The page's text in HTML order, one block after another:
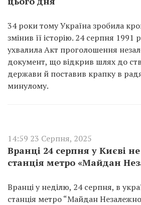
34 роки тому Україна зробила
змінив її історію. 24 серпня 1991
ухвалила Акт проголошення
документ, що відкрив шлях до
держави й поставив крапку в
минулому.
14:59 23 Серпня, 2025
Вранці 24 серпня у Києві
станція метро «Майдан
Вранці у неділю, 24 серпня, в
станція метро “Майдан